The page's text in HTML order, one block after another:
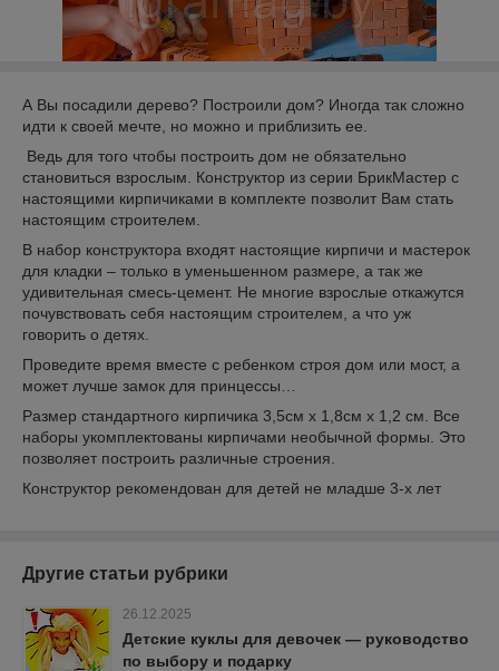
А Вы посадили дерево? Построили дом? Иногда так сложно
идти к своей мечте, но можно и приблизить ее.
Ведь для того чтобы построить дом не обязательно
становиться взрослым. Конструктор из серии БрикМастер с
настоящими кирпичиками в комплекте позволит Вам стать
настоящим строителем.
В набор конструктора входят настоящие кирпичи и мастерок
для кладки – только в уменьшенном размере, а так же
удивительная смесь-цемент. Не многие взрослые откажутся
почувствовать себя настоящим строителем, а что уж
говорить о детях.
Проведите время вместе с ребенком строя дом или мост, а
может лучше замок для принцессы…
Размер стандартного кирпичика 3,5см х 1,8см х 1,2 см. Все
наборы укомплектованы кирпичами необычной формы. Это
позволяет построить различные строения.
Конструктор рекомендован для детей не младше 3-х лет
Другие статьи рубрики
26.12.2025
Детские куклы для девочек — руководство
по выбору и подарку